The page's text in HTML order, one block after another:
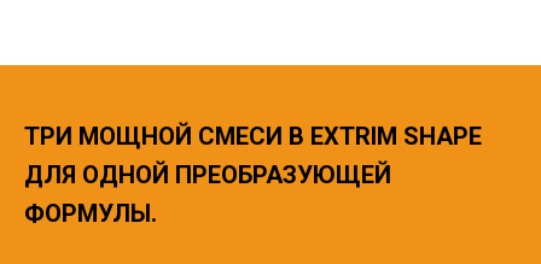
ТРИ МОЩНОЙ СМЕСИ В EXTRIM SHAPE
ДЛЯ ОДНОЙ ПРЕОБРАЗУЮЩЕЙ
ФОРМУЛЫ.